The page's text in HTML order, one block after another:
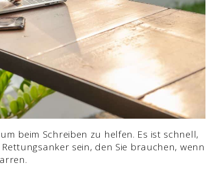
beim Schreiben zu helfen. Es ist schnell,
sein, den Sie brauchen, wenn